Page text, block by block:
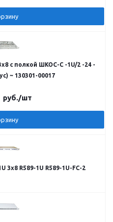
с полкой ШКОС-С -1U/2 -24 -
~ 130301-00017
руб./шт
3х8 R589-1U R589-1U-FC-2